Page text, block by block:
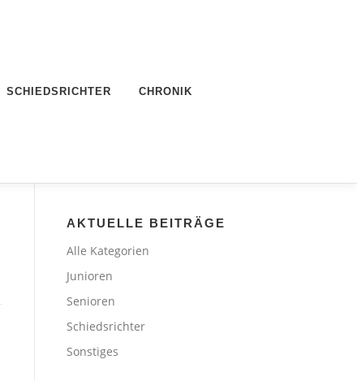
SCHIEDSRICHTER CHRONIK
AKTUELLE BEITRÄGE
Alle Kategorien
Junioren
Senioren
Schiedsrichter
Sonstiges